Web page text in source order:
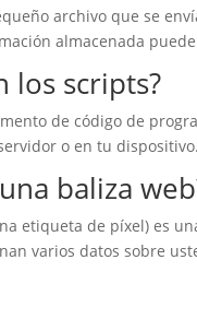
archivo que se
almacenada
los scripts?
de código de
o en tu
baliza
etiqueta de píxel) es
varios datos sobre